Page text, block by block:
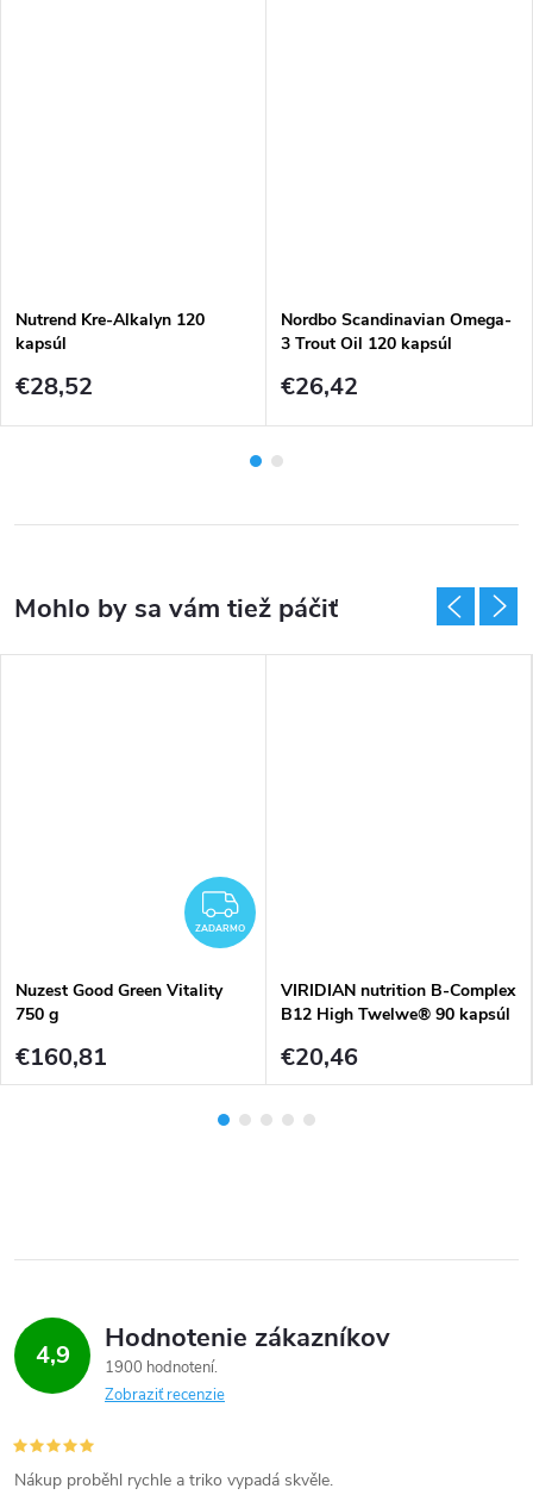
Nutrend Kre-Alkalyn 120
kapsúl
€28,52
Nordbo Scandinavian Omega-
3 Trout Oil 120 kapsúl
€26,42
ZADARMO
ZADARMO
Nuzest Good Green Vitality
750 g
€160,81
VIRIDIAN nutrition B-Complex
B12 High Twelwe® 90 kapsúl
€20,46
4,9 Hodnotenie zákazníkov
1900 hodnotení
Zobraziť recenzie
Nákup proběhl rychle a triko vypadá skvěle.